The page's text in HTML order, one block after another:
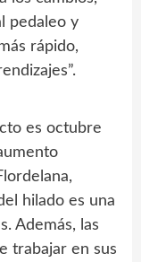
pedaleo y
rápido,
es octubre
hilado es una
Además, las
trabajar en sus